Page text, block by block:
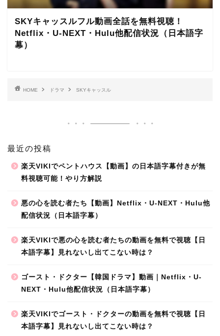
SKYキャッスルフル動画全話を無料視聴！
Netflix・U-NEXT・Hulu他配信状況（日本語字
幕）
HOME ドラマ SKYキャッスル
最近の投稿
楽天VIKIでペントハウス【動画】の日本語字幕付きが無
料視聴可能！やり方解説
悪の心を読む者たち【動画】Netflix・U-NEXT・Hulu他
配信状況（日本語字幕）
楽天VIKIで悪の心を読む者たちの動画を無料で視聴【日
本語字幕】見れないし出てこない時は？
ゴースト・ドクター【韓国ドラマ】動画｜Netflix・U-
NEXT・Hulu他配信状況（日本語字幕）
楽天VIKIでゴースト・ドクターの動画を無料で視聴【日
本語字幕】見れないし出てこない時は？